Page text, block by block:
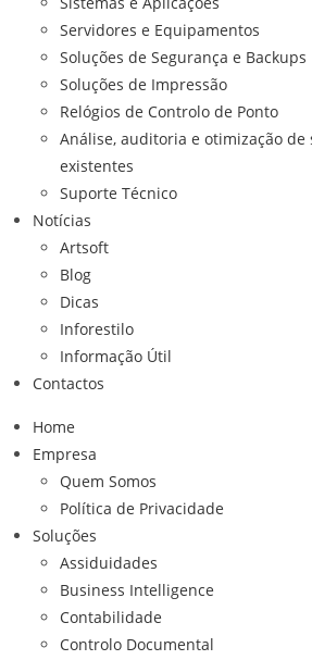
Servidores e Equipamentos
Soluções de Segurança e Backups
Soluções de Impressão
Relógios de Controlo de Ponto
Análise, auditoria e otimização de
existentes
Suporte Técnico
Notícias
Artsoft
Blog
Dicas
Inforestilo
Informação Útil
Contactos
Home
Empresa
Quem Somos
Política de Privacidade
Soluções
Assiduidades
Business Intelligence
Contabilidade
Controlo Documental